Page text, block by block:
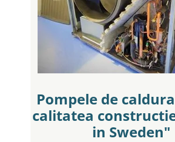
Pompele de
calitatea
in Sweden"